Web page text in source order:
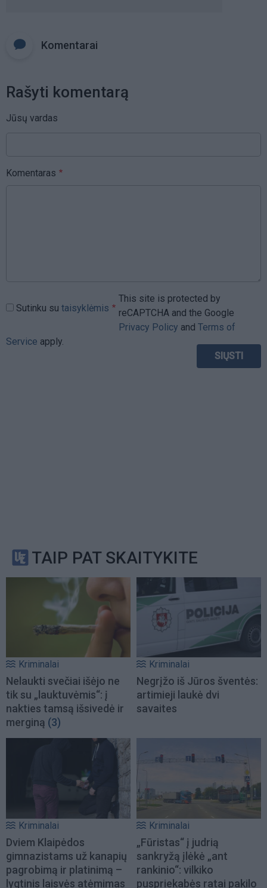
Komentarai
Rašyti komentarą
Jūsų vardas
Komentaras
Sutinku su taisyklėmis
This site is protected by
reCAPTCHA and the Google
Privacy Policy and Terms of
Service apply.
TAIP PAT SKAITYKITE
Kriminalai
Nelaukti svečiai išėjo ne
tik su „lauktuvėmis“: į
nakties tamsą išsivedė ir
merginą (3)
Kriminalai
Negrįžo iš Jūros šventės:
artimieji laukė dvi
savaites
Kriminalai
Dviem Klaipėdos
gimnazistams už kanapių
pagrobimą ir platinimą –
lygtinis laisvės atėmimas
Kriminalai
„Fūristas“ į judrią
sankryžą įlėkė „ant
rankinio“: vilkiko
puspriekabės ratai pakilo